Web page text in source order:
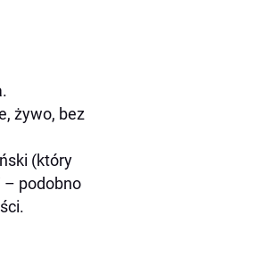
żywo, bez
(który
– podobno